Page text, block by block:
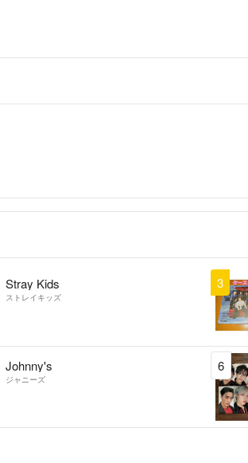
Stray Kids
ストレイキッズ
3
Johnny's
ジャニーズ
6